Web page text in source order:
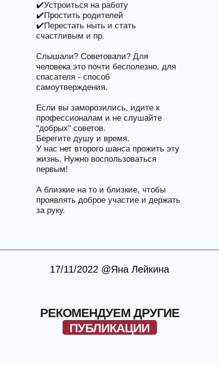
✔️Устроиться на работу
✔️Простить родителей
✔️Перестать ныть и стать
счастливым и пр.
Слышали? Советовали? Для
человека это почти бесполезно, для
спасателя - способ
самоутверждения.
Если вы заморозились, идите к
профессионалам и не слушайте
"добрых" советов.
Берегите душу и время.
У нас нет второго шанса прожить эту
жизнь. Нужно воспользоваться
первым!
А близкие на то и близкие, чтобы
проявлять доброе участие и держать
за руку.
17/11/2022 @Яна Лейкина
РЕКОМЕНДУЕМ ДРУГИЕ
ПУБЛИКАЦИИ